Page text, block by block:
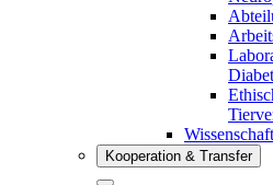
Kooperation & Transfer